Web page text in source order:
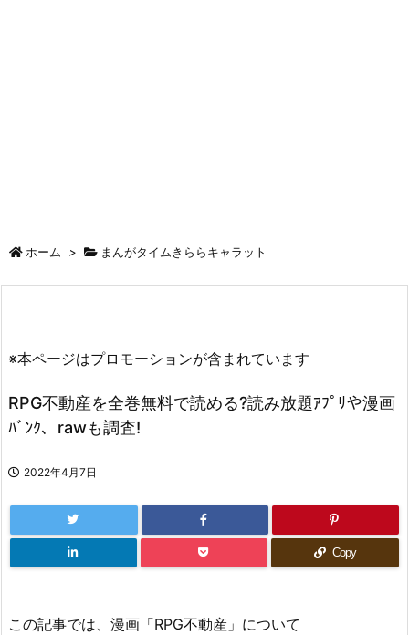
ホーム > まんがタイムきららキャラット
※本ページはプロモーションが含まれています
RPG不動産を全巻無料で読める?読み放題ｱﾌﾟﾘや漫画
ﾊﾞﾝｸ、rawも調査!
2022年4月7日
Copy
この記事では、漫画「RPG不動産」について